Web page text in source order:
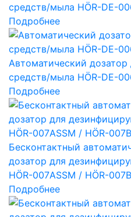
средств/мыла HÖR-DE-
Подробнее
Автоматический
средств/мыла HÖR-DE-
Подробнее
Бесконтактный
дозатор для
HÖR-007АSSM / HÖR-
Подробнее